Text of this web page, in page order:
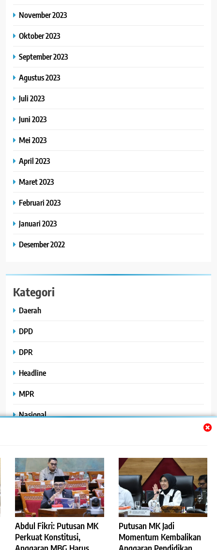
Abdul Fikri: Putusan MK
Perkuat Konstitusi,
Putusan MK Jadi
Momentum Kembalikan
November 2023
Oktober 2023
September 2023
Agustus 2023
Juli 2023
Juni 2023
Mei 2023
April 2023
Maret 2023
Februari 2023
Januari 2023
Desember 2022
Kategori
Daerah
DPD
DPR
Headline
MPR
Nasional
Polhukam
Uncategorized
©2023 ReportaseBisnis.